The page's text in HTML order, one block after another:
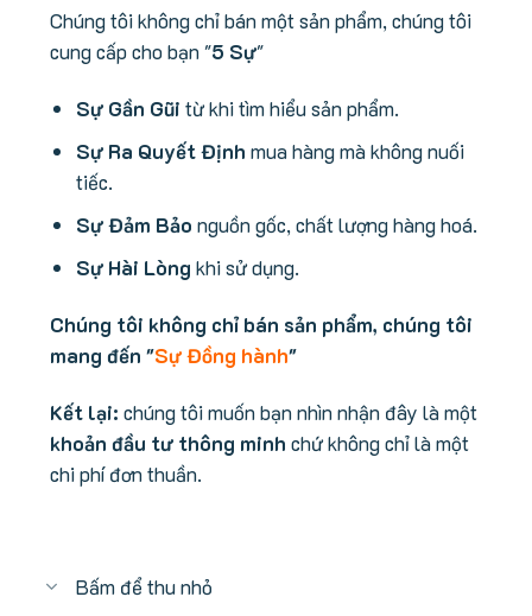
Chúng tôi không chỉ bán một sản phẩm, chúng tôi
cung cấp cho bạn "5 Sự"
Sự Gần Gũi từ khi tìm hiểu sản phẩm.
Sự Ra Quyết Định mua hàng mà không nuối
tiếc.
Sự Đảm Bảo nguồn gốc, chất lượng hàng hoá.
Sự Hài Lòng khi sử dụng.
Chúng tôi không chỉ bán sản phẩm, chúng tôi
mang đến "Sự Đồng hành"
Kết lại: chúng tôi muốn bạn nhìn nhận đây là một
khoản đầu tư thông minh chứ không chỉ là một
chi phí đơn thuần.
Bấm để thu nhỏ